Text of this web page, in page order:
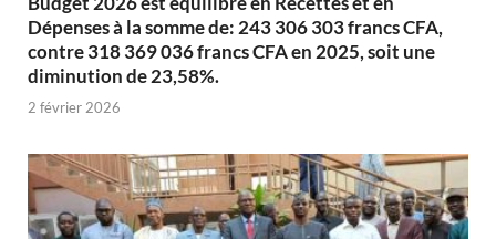
Dépenses à la somme de: 243 306 303 francs CFA,
contre 318 369 036 francs CFA en 2025, soit une
diminution de 23,58%.
2 février 2026